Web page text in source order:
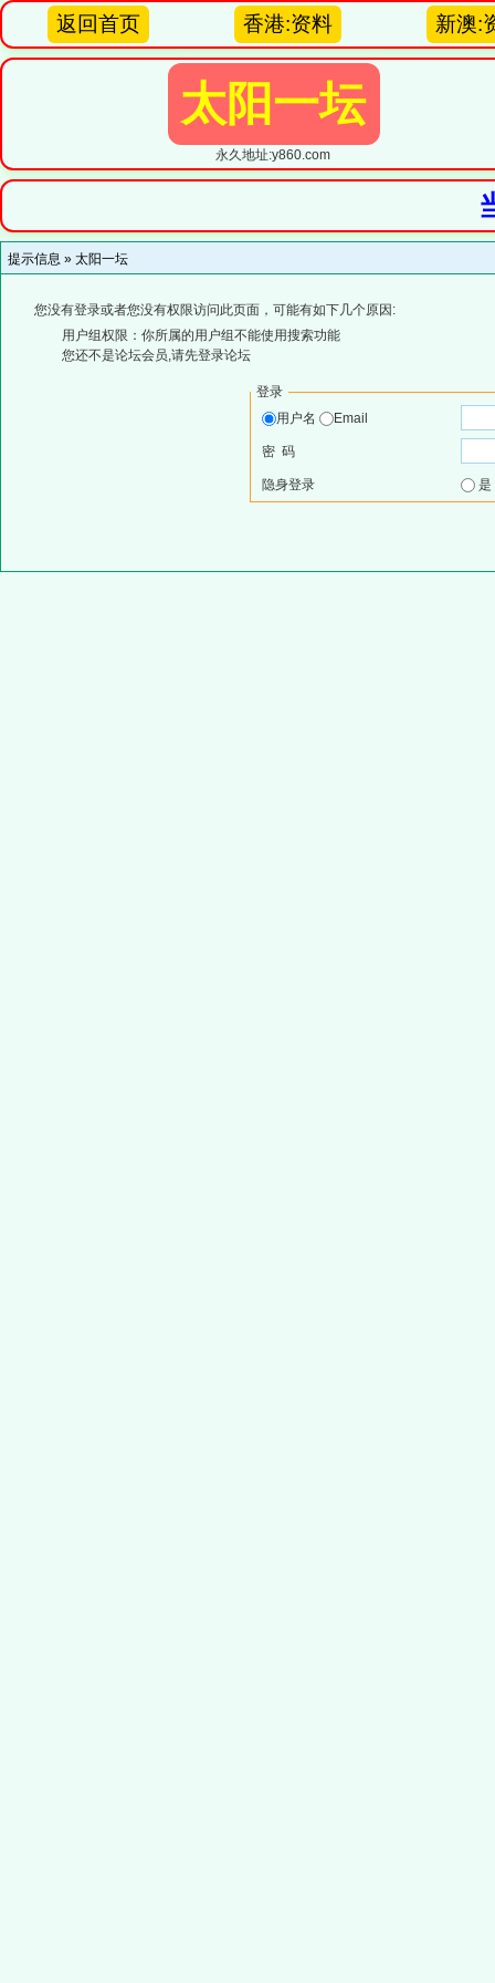
返回首页 香港:资料 新澳:
太阳一坛
永久地址:y860.com
提示信息 » 太阳一坛
您没有登录或者您没有权限访问此页面，可能有如下几个原因:
用户组权限：你所属的用户组不能使用搜索功能
您还不是论坛会员,请先登录论坛
登录
用户名
Email
密 码
隐身登录